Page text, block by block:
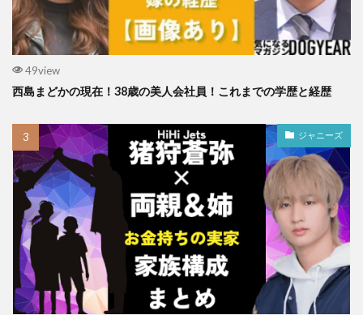
49view
西島まどかの現在！38歳の美人会社員！これまでの学歴と経歴
ジャニーズ